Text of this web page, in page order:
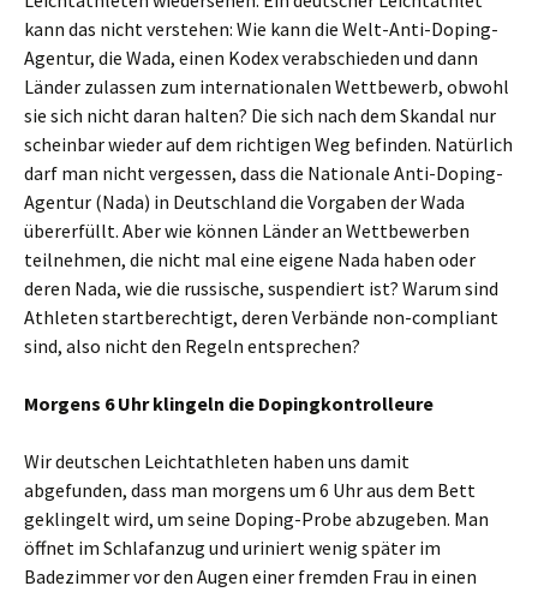
kann das nicht verstehen: Wie kann die Welt-Anti-Doping-
Agentur, die Wada, einen Kodex verabschieden und dann
Länder zulassen zum internationalen Wettbewerb, obwohl
sie sich nicht daran halten? Die sich nach dem Skandal nur
scheinbar wieder auf dem richtigen Weg befinden. Natürlich
darf man nicht vergessen, dass die Nationale Anti-Doping-
Agentur (Nada) in Deutschland die Vorgaben der Wada
übererfüllt. Aber wie können Länder an Wettbewerben
teilnehmen, die nicht mal eine eigene Nada haben oder
deren Nada, wie die russische, suspendiert ist? Warum sind
Athleten startberechtigt, deren Verbände non-compliant
sind, also nicht den Regeln entsprechen?
Morgens 6 Uhr klingeln die Dopingkontrolleure
Wir deutschen Leichtathleten haben uns damit
abgefunden, dass man morgens um 6 Uhr aus dem Bett
geklingelt wird, um seine Doping-Probe abzugeben. Man
öffnet im Schlafanzug und uriniert wenig später im
Badezimmer vor den Augen einer fremden Frau in einen